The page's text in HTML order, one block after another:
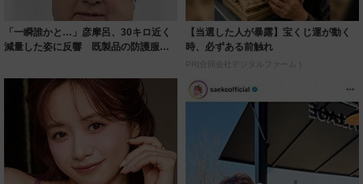
「一瞬誰かと…」彦摩呂、30キロ近く
減量した姿に反響 既製品の防護服が
【当選した人が暴露】宝くじ運が動く
時、必ずある前触れ
PR(合同会社デジタルファーム )